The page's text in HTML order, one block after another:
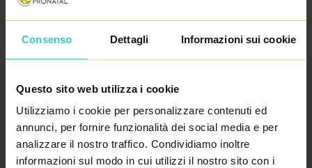
Consenso Dettagli Informazioni sui cookie
Questo sito web utilizza i cookie
Utilizziamo i cookie per personalizzare contenuti ed
annunci, per fornire funzionalità dei social media e per
analizzare il nostro traffico. Condividiamo inoltre
informazioni sul modo in cui utilizzi il nostro sito con i
RITORNA AL
GLOSSARIO